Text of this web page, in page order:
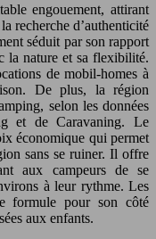
engouement, attirant
recherche d’authenticité
séduit par son rapport
la nature et sa flexibilité.
de mobil-homes à
De plus, la région
selon les données
et de Caravaning. Le
économique qui permet
sans se ruiner. Il offre
aux campeurs de se
à leur rythme. Les
formule pour son côté
aux enfants.